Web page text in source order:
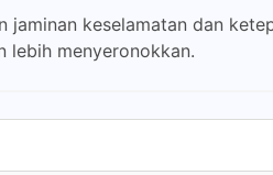
jaminan keselamatan dan
lebih menyeronokkan.